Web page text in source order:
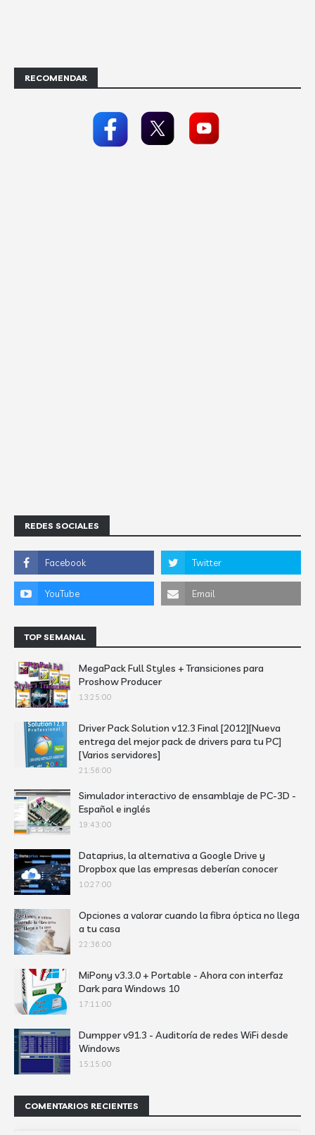
RECOMENDAR
REDES SOCIALES
TOP SEMANAL
MegaPack Full Styles + Transiciones para
Proshow Producer
13:25:00
Driver Pack Solution v12.3 Final [2012][Nueva
entrega del mejor pack de drivers para tu PC]
[Varios servidores]
21:56:00
Simulador interactivo de ensamblaje de PC-3D -
Español e inglés
19:43:00
Dataprius, la alternativa a Google Drive y
Dropbox que las empresas deberían conocer
10:27:00
Opciones a valorar cuando la fibra óptica no llega
a tu casa
22:36:00
MiPony v3.3.0 + Portable - Ahora con interfaz
Dark para Windows 10
17:11:00
Dumpper v91.3 - Auditoría de redes WiFi desde
Windows
15:15:00
COMENTARIOS RECIENTES